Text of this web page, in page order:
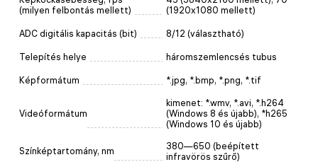
(milyen felbontás mellett)
(1920x1080 mellett)
ADC digitális kapacitás (bit) 8/12 (választható)
Telepítés helye háromszemlencsés tubus
Képformátum *.jpg, *.bmp, *.png, *.tif
Videóformátum
kimenet: *.wmv, *.avi, *.h264
(Windows 8 és újabb), *h265
(Windows 10 és újabb)
Színképtartomány, nm
380—650 (beépített
infravörös szűrő)